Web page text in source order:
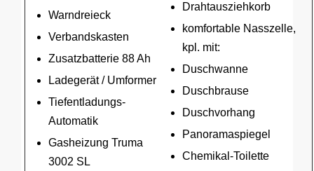
Warndreieck
Verbandskasten
Zusatzbatterie 88 Ah
Ladegerät / Umformer
Tiefentladungs-
Automatik
Gasheizung Truma
3002 SL
Drahtausziehkorb
komfortable Nasszelle,
kpl. mit:
Duschwanne
Duschbrause
Duschvorhang
Panoramaspiegel
Chemikal-Toilette